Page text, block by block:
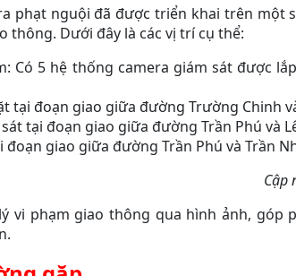
phạt nguội đã được triển khai trên một
thông. Dưới đây là các vị trí cụ thể:
Có 5 hệ thống camera giám sát được
tại đoạn giao giữa đường Trường Chinh
tại đoạn giao giữa đường Trần Phú và
giao giữa đường Trần Phú và Trần
Cập
vi phạm giao thông qua hình ảnh, góp